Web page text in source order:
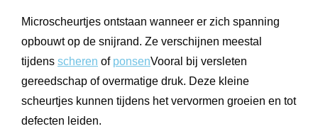
Microscheurtjes ontstaan wanneer er zich spanning
opbouwt op de snijrand. Ze verschijnen meestal
tijdens scheren of ponsenVooral bij versleten
gereedschap of overmatige druk. Deze kleine
scheurtjes kunnen tijdens het vervormen groeien en tot
defecten leiden.